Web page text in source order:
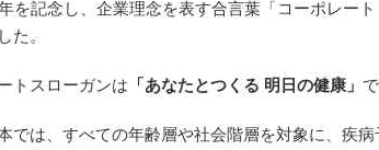
を記念し、企業理念を表す合言葉「コーポレー
た。
トスローガンは 「あなたとつくる 明日の健康」
では、すべての年齢層や社会階層を対象に、疾